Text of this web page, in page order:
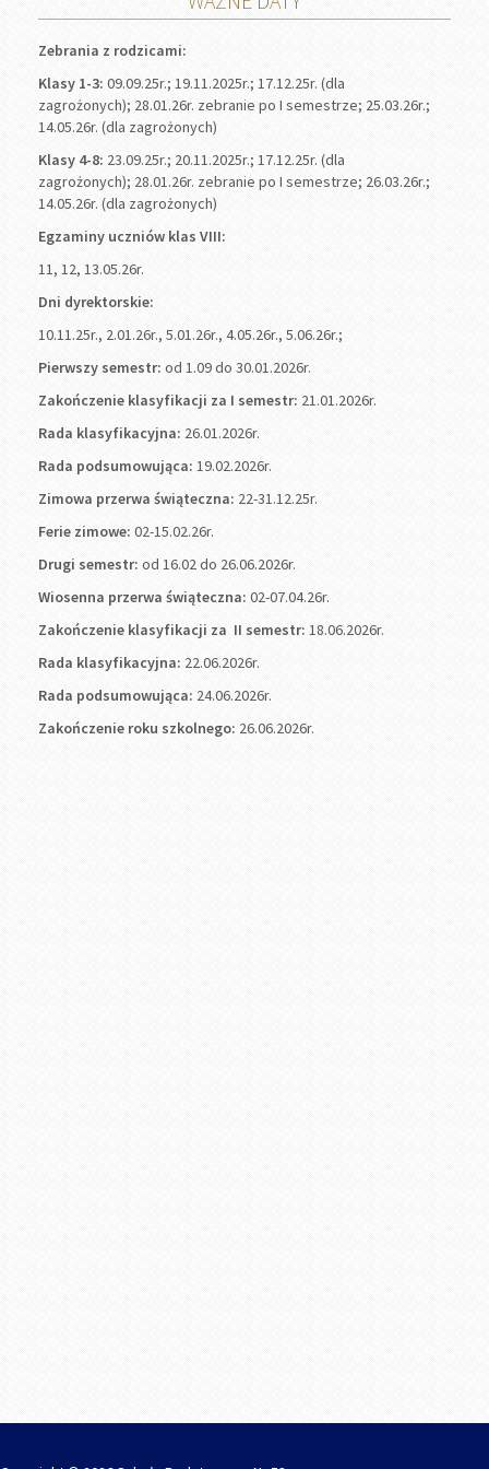
Zebrania z rodzicami:
Klasy 1-3: 09.09.25r.; 19.11.2025r.; 17.12.25r. (dla
zagrożonych); 28.01.26r. zebranie po I semestrze; 25.03.26r.;
14.05.26r. (dla zagrożonych)
Klasy 4-8: 23.09.25r.; 20.11.2025r.; 17.12.25r. (dla
zagrożonych); 28.01.26r. zebranie po I semestrze; 26.03.26r.;
14.05.26r. (dla zagrożonych)
Egzaminy uczniów klas VIII:
11, 12, 13.05.26r.
Dni dyrektorskie:
10.11.25r., 2.01.26r., 5.01.26r., 4.05.26r., 5.06.26r.;
Pierwszy semestr: od 1.09 do 30.01.2026r.
Zakończenie klasyfikacji za I semestr: 21.01.2026r.
Rada klasyfikacyjna: 26.01.2026r.
Rada podsumowująca: 19.02.2026r.
Zimowa przerwa świąteczna: 22-31.12.25r.
Ferie zimowe: 02-15.02.26r.
Drugi semestr: od 16.02 do 26.06.2026r.
Wiosenna przerwa świąteczna: 02-07.04.26r.
Zakończenie klasyfikacji za II semestr: 18.06.2026r.
Rada klasyfikacyjna: 22.06.2026r.
Rada podsumowująca: 24.06.2026r.
Zakończenie roku szkolnego: 26.06.2026r.